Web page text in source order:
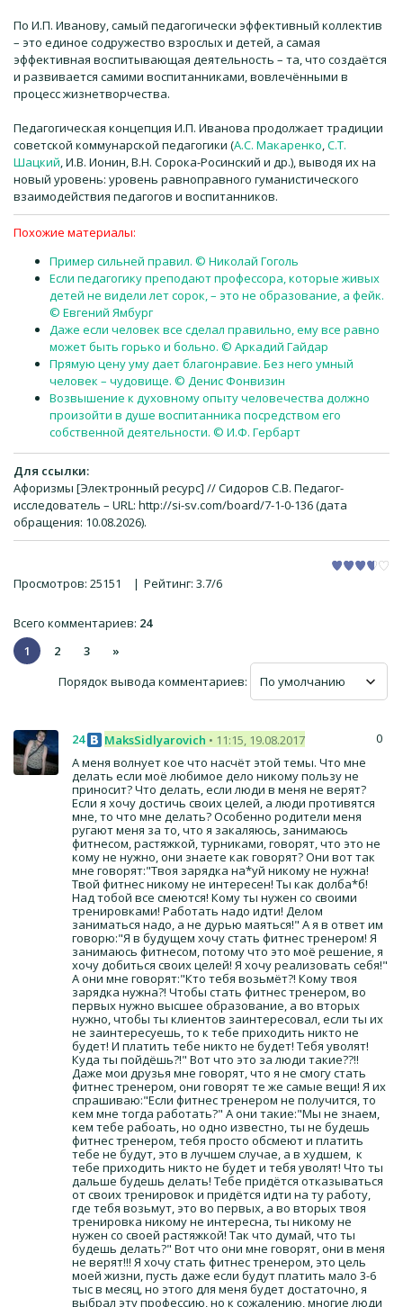
По И.П. Иванову, самый педагогически эффективный коллектив
– это единое содружество взрослых и детей, а самая
эффективная воспитывающая деятельность – та, что создаётся
и развивается самими воспитанниками, вовлечёнными в
процесс жизнетворчества.
Педагогическая концепция И.П. Иванова продолжает традиции
советской коммунарской педагогики (А.С. Макаренко,С.Т.
Шацкий, И.В. Ионин, В.Н. Сорока-Росинский и др.), выводя их на
новый уровень: уровень равноправного гуманистического
взаимодействия педагогов и воспитанников.
Похожие материалы:
Пример сильней правил. © Николай Гоголь
Если педагогику преподают профессора, которые живых
детей не видели лет сорок, – это не образование, а фейк.
© Евгений Ямбург
Даже если человек все сделал правильно, ему все равно
может быть горько и больно. © Аркадий Гайдар
Прямую цену уму дает благонравие. Без него умный
человек – чудовище. © Денис Фонвизин
Возвышение к духовному опыту человечества должно
произойти в душе воспитанника посредством его
собственной деятельности. © И.Ф. Гербарт
Для ссылки:
Афоризмы [Электронный ресурс] // Сидоров С.В. Педагог-
исследователь – URL: http://si-sv.com/board/7-1-0-136 (дата
обращения: 10.08.2026).
Просмотров: 25151 | Рейтинг: 3.7/6
Всего комментариев: 24
1
2 3
»
Порядок вывода комментариев:
0
24 MaksSidlyarovich • 11:15, 19.08.2017
А меня волнует кое что насчёт этой темы. Что мне
делать если моё любимое дело никому пользу не
приносит? Что делать, если люди в меня не верят?
Если я хочу достичь своих целей, а люди противятся
мне, то что мне делать? Особенно родители меня
ругают меня за то, что я закаляюсь, занимаюсь
фитнесом, растяжкой, турниками, говорят, что это не
кому не нужно, они знаете как говорят? Они вот так
мне говорят:"Твоя зарядка на*уй никому не нужна!
Твой фитнес никому не интересен! Ты как долба*б!
Над тобой все смеются! Кому ты нужен со своими
тренировками! Работать надо идти! Делом
заниматься надо, а не дурью маяться!" А я в ответ им
говорю:"Я в будущем хочу стать фитнес тренером! Я
занимаюсь фитнесом, потому что это моё решение, я
хочу добиться своих целей! Я хочу реализовать себя!"
А они мне говорят:"Кто тебя возьмёт?! Кому твоя
зарядка нужна?! Чтобы стать фитнес тренером, во
первых нужно высшее образование, а во вторых
нужно, чтобы ты клиентов заинтересовал, если ты их
не заинтересуешь, то к тебе приходить никто не
будет! И платить тебе никто не будет! Тебя уволят!
Куда ты пойдёшь?!" Вот что это за люди такие??!!
Даже мои друзья мне говорят, что я не смогу стать
фитнес тренером, они говорят те же самые вещи! Я их
спрашиваю:"Если фитнес тренером не получится, то
кем мне тогда работать?" А они такие:"Мы не знаем,
кем тебе рабоать, но одно известно, ты не будешь
фитнес тренером, тебя просто обсмеют и платить
тебе не будут, это в лучшем случае, а в худшем, к
тебе приходить никто не будет и тебя уволят! Что ты
дальше будешь делать! Тебе придётся отказываться
от своих тренировок и придётся идти на ту работу,
где тебя возьмут, это во первых, а во вторых твоя
тренировка никому не интересна, ты никому не
нужен со своей растяжкой! Так что думай, что ты
будешь делать?" Вот что они мне говорят, они в меня
не верят!!! Я хочу стать фитнес тренером, это цель
моей жизни, пусть даже если будут платить мало 3-6
тыс в месяц, но этого для меня будет достаточно, я
выбрал эту профессию, но к сожалению, многие люди